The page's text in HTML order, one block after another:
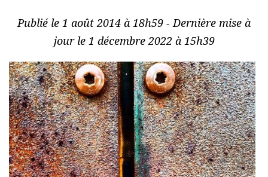
Publié le 1 août 2014 à 18h59 - Dernière mise à
jour le 1 décembre 2022 à 15h39